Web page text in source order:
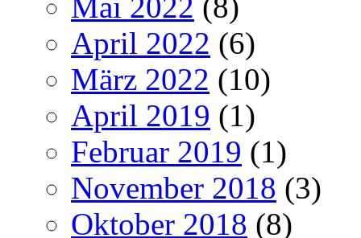
Mai 2022 (8)
April 2022 (6)
März 2022 (10)
April 2019 (1)
Februar 2019 (1)
November 2018 (3)
Oktober 2018 (8)